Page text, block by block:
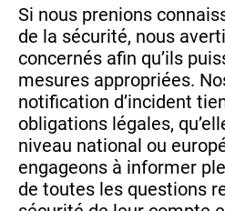
Si nous prenions
de la sécurité, nous
concernés afin qu’ils
mesures appropriées.
notification d’incident
obligations légales,
niveau national ou
engageons à informer
de toutes les questions